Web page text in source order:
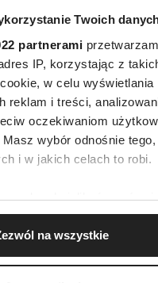
Twoich
partnerami
IP, korzystając z
w celu wyświetlania
reklam i treści,
oczekiwaniom
wybór odnośnie
i w jakich celach to robi.
zgodę, chcielibyśmy
dotyczące Twojej
dokładnością nawet do
Twoje urządzenie,
na wszystkie
z charakterem
swoją kolekcją
do
sukni
dodatki, które urozmaicą
stylizacji. Nowoczesna
perłami
zarówno do